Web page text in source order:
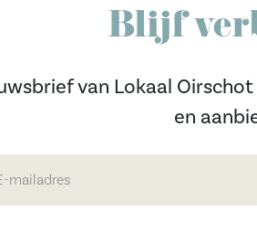
Blijf
van Lokaal
en